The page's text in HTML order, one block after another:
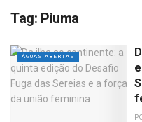
Tag: Piuma
ÁGUAS ABERTAS